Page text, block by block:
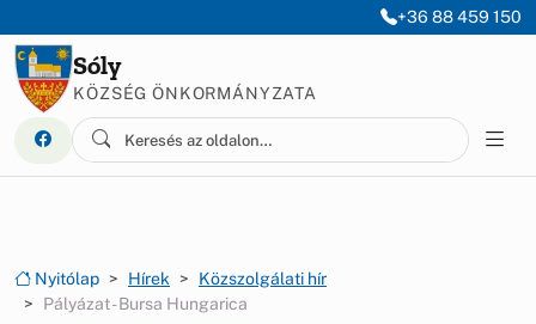
+36 88 459 150
Sóly
KÖZSÉG ÖNKORMÁNYZATA
Nyitólap Hírek
Közszolgálati hír
Pályázat - Bursa Hungarica